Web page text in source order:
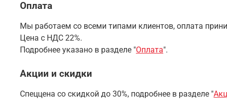
Оплата
Мы работаем со всеми типами клиентов, оплата
Цена с НДС 22%.
Подробнее указано в разделе "Оплата".
Акции и скидки
Спеццена со скидкой до 30%, подробнее в разделе "